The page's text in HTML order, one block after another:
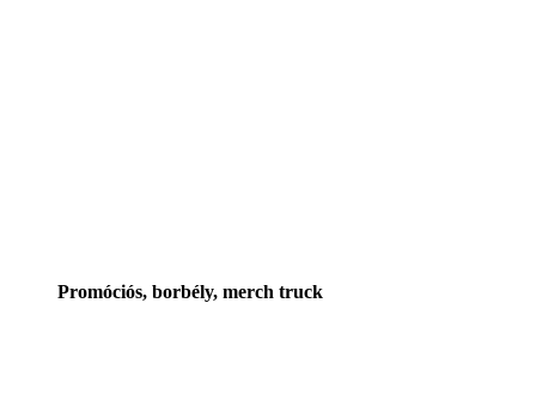
Promóciós, borbély, merch truck